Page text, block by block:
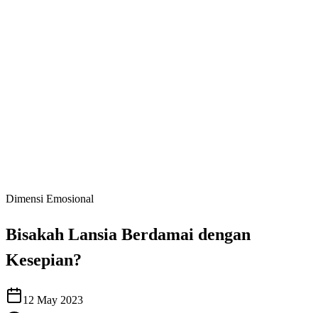
Dimensi Emosional
Bisakah Lansia Berdamai dengan
Kesepian?
12 May 2023